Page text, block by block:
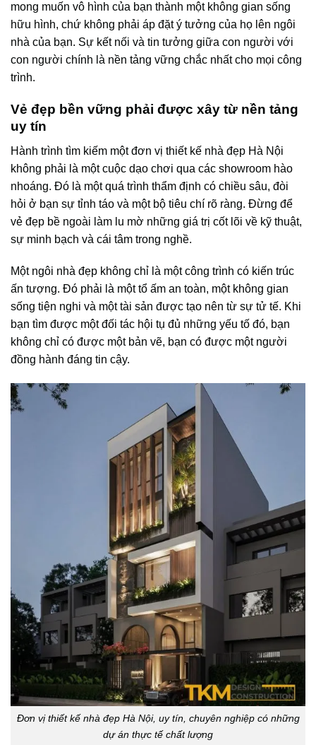
mong muốn vô hình của bạn thành một không gian sống
hữu hình, chứ không phải áp đặt ý tưởng của họ lên ngôi
nhà của bạn. Sự kết nối và tin tưởng giữa con người với
con người chính là nền tảng vững chắc nhất cho mọi công
trình.
Vẻ đẹp bền vững phải được xây từ nền tảng
uy tín
Hành trình tìm kiếm một đơn vị thiết kế nhà đẹp Hà Nội
không phải là một cuộc dạo chơi qua các showroom hào
nhoáng. Đó là một quá trình thẩm định có chiều sâu, đòi
hỏi ở bạn sự tỉnh táo và một bộ tiêu chí rõ ràng. Đừng để
vẻ đẹp bề ngoài làm lu mờ những giá trị cốt lõi về kỹ thuật,
sự minh bạch và cái tâm trong nghề.
Một ngôi nhà đẹp không chỉ là một công trình có kiến trúc
ấn tượng. Đó phải là một tổ ấm an toàn, một không gian
sống tiện nghi và một tài sản được tạo nên từ sự tử tế. Khi
bạn tìm được một đối tác hội tụ đủ những yếu tố đó, bạn
không chỉ có được một bản vẽ, bạn có được một người
đồng hành đáng tin cậy.
Đơn vị thiết kế nhà đẹp Hà Nội, uy tín, chuyên nghiệp có những
dự án thực tế chất lượng